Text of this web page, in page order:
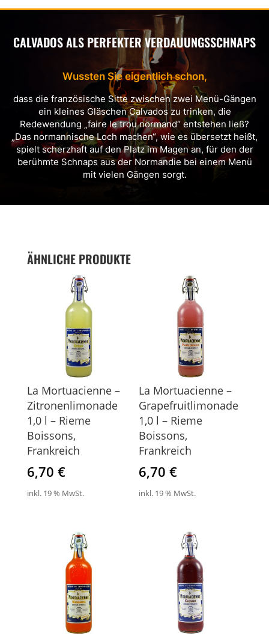
CALVADOS ALS PERFEKTER VERDAUUNGSSCHNAPS
Wussten Sie eigentlich schon,
dass die französische Sitte zwischen zwei Menü-Gängen
ein kleines Gläschen Calvados zu trinken, die
Redewendung „faire le trou normand“ entstehen ließ?
„Das normannische Loch machen“, wie es übersetzt heißt,
spielt scherzhaft auf den Platz im Magen an, für den der
berühmte Schnaps aus der Normandie bei einem Menü
mit vielen Gängen sorgt.
ÄHNLICHE PRODUKTE
La Mortuacienne –
Zitronenlimonade
1,0 l – Rieme
Boissons,
Frankreich
6,70 €
inkl. 19 % MwSt.
La Mortuacienne –
Grapefruitlimonade
1,0 l – Rieme
Boissons,
Frankreich
6,70€
inkl. 19 % MwSt.